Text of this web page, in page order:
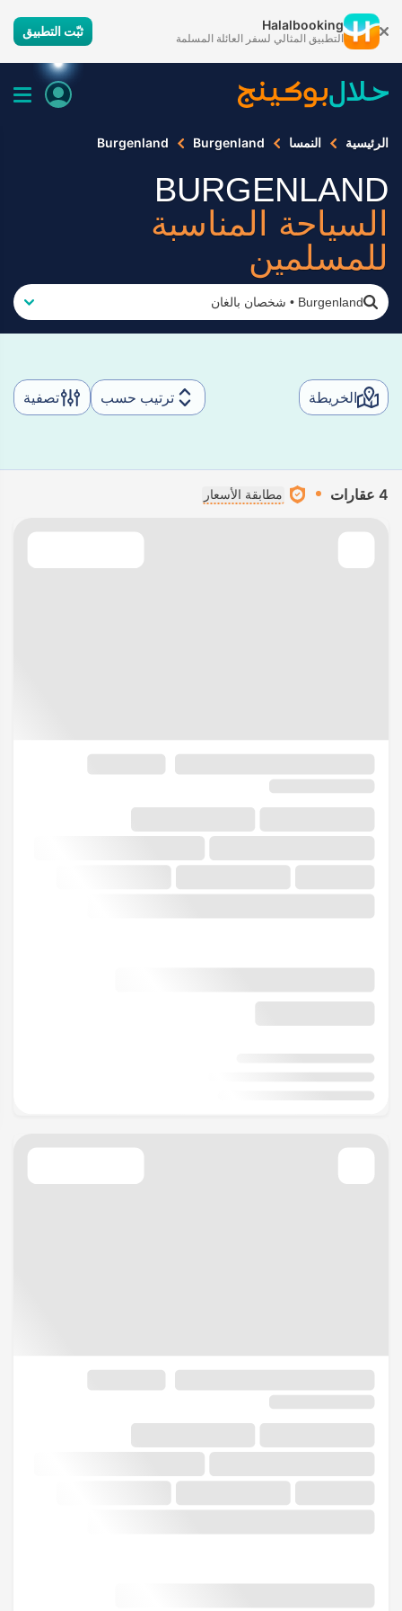
Halalbooking
التطبيق المثالي لسفر العائلة المسلمة ثبّت التطبيق
الرئيسية النمسا Burgenland
Burgenland
BURGENLAND
السياحة المناسبة
للمسلمين
Burgenland
• شخصان بالغان
الخريطة ترتيب حسب تصفية
4 عقارات مطابقة الأسعار